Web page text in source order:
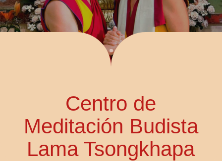
Centro de
Meditación Budista
Lama Tsongkhapa